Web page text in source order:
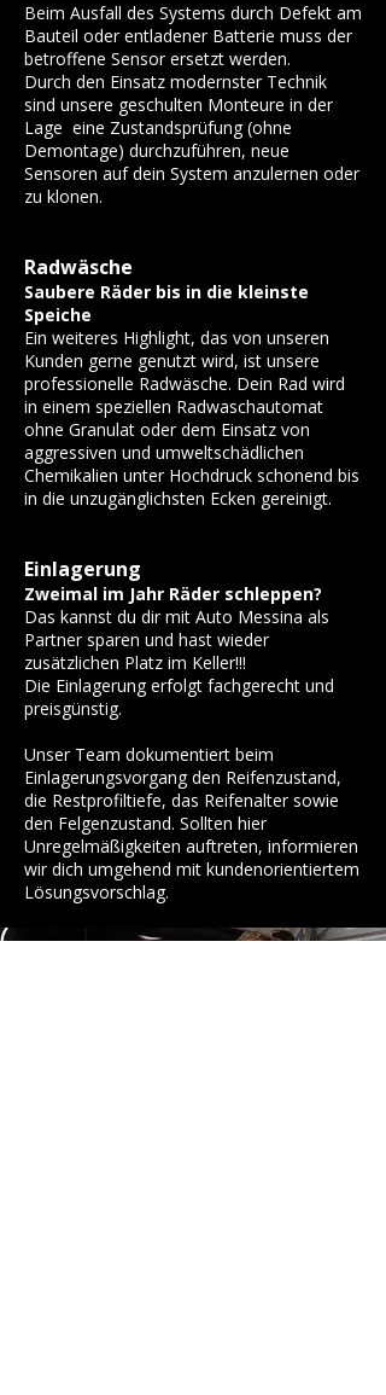
Beim Ausfall des Systems durch Defekt am
Bauteil oder entladener Batterie muss der
betroffene Sensor ersetzt werden.
Durch den Einsatz modernster Technik
sind unsere geschulten Monteure in der
Lage eine Zustandsprüfung (ohne
Demontage) durchzuführen, neue
Sensoren auf dein System anzulernen oder
zu klonen.
Radwäsche
Saubere Räder bis in die kleinste
Speiche
Ein weiteres Highlight, das von unseren
Kunden gerne genutzt wird, ist unsere
professionelle Radwäsche. Dein Rad wird
in einem speziellen Radwaschautomat
ohne Granulat oder dem Einsatz von
aggressiven und umweltschädlichen
Chemikalien unter Hochdruck schonend bis
in die unzugänglichsten Ecken gereinigt.
Einlagerung
Zweimal im Jahr Räder schleppen?
Das kannst du dir mit Auto Messina als
Partner sparen und hast wieder
zusätzlichen Platz im Keller!!!
Die Einlagerung erfolgt fachgerecht und
preisgünstig.
Unser Team dokumentiert beim
Einlagerungsvorgang den Reifenzustand,
die Restprofiltiefe, das Reifenalter sowie
den Felgenzustand. Sollten hier
Unregelmäßigkeiten auftreten, informieren
wir dich umgehend mit kundenorientiertem
Lösungsvorschlag.